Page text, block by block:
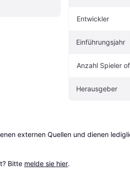
Entwickler
Einführungsjahr
Anzahl Spieler
Herausgeber
externen Quellen und dienen
Bitte melde sie hier.